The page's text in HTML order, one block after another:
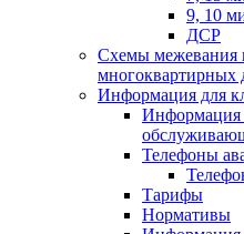
9, 10
ДСР
Схемы межевания
многоквартирных
Информация для
Информация
Телефоны
Тарифы
Нормативы